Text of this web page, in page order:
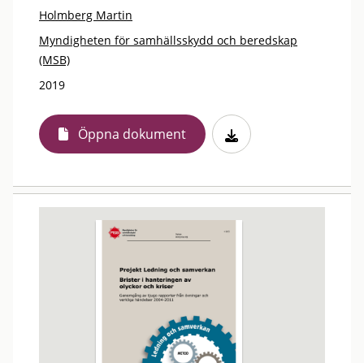
Holmberg Martin
Myndigheten för samhällsskydd och beredskap
(MSB)
2019
Öppna dokument